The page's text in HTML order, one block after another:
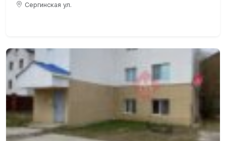
Сергинская ул.